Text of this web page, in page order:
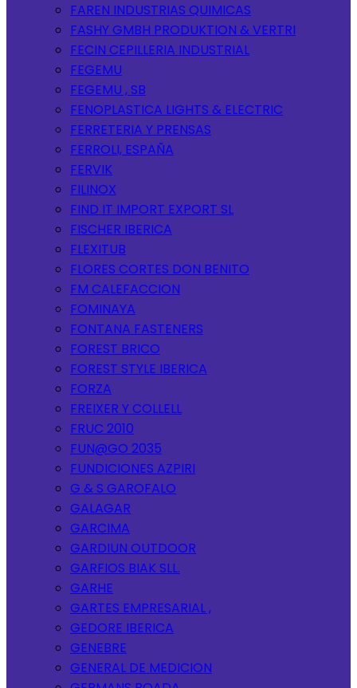
FAREN INDUSTRIAS QUIMICAS
FASHY GMBH PRODUKTION & VERTRI
FECIN CEPILLERIA INDUSTRIAL
FEGEMU
FEGEMU , SB
FENOPLASTICA LIGHTS & ELECTRIC
FERRETERIA Y PRENSAS
FERROLI, ESPAÑA
FERVIK
FILINOX
FIND IT IMPORT EXPORT SL
FISCHER IBERICA
FLEXITUB
FLORES CORTES DON BENITO
FM CALEFACCION
FOMINAYA
FONTANA FASTENERS
FOREST BRICO
FOREST STYLE IBERICA
FORZA
FREIXER Y COLLELL
FRUC 2010
FUN@GO 2035
FUNDICIONES AZPIRI
G & S GAROFALO
GALAGAR
GARCIMA
GARDIUN OUTDOOR
GARFIOS BIAK SLL.
GARHE
GARTES EMPRESARIAL ,
GEDORE IBERICA
GENEBRE
GENERAL DE MEDICION